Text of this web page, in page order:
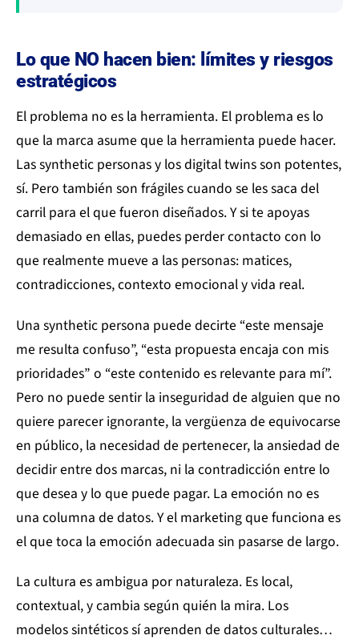
Lo que NO hacen bien: límites y riesgos
estratégicos
El problema no es la herramienta. El problema es lo
que la marca asume que la herramienta puede hacer.
Las synthetic personas y los digital twins son potentes,
sí. Pero también son frágiles cuando se les saca del
carril para el que fueron diseñados. Y si te apoyas
demasiado en ellas, puedes perder contacto con lo
que realmente mueve a las personas: matices,
contradicciones, contexto emocional y vida real.
Una synthetic persona puede decirte “este mensaje
me resulta confuso”, “esta propuesta encaja con mis
prioridades” o “este contenido es relevante para mí”.
Pero no puede sentir la inseguridad de alguien que no
quiere parecer ignorante, la vergüenza de equivocarse
en público, la necesidad de pertenecer, la ansiedad de
decidir entre dos marcas, ni la contradicción entre lo
que desea y lo que puede pagar. La emoción no es
una columna de datos. Y el marketing que funciona es
el que toca la emoción adecuada sin pasarse de largo.
La cultura es ambigua por naturaleza. Es local,
contextual, y cambia según quién la mira. Los
modelos sintéticos sí aprenden de datos culturales…